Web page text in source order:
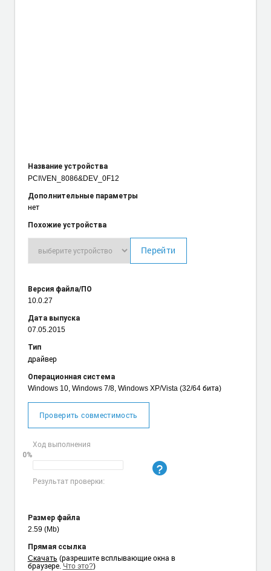
Название устройства
PCI\VEN_8086&DEV_0F12
Дополнительные параметры
нет
Похожие устройства
Перейти
Версия файла/ПО
10.0.27
Дата выпуска
07.05.2015
Тип
драйвер
Операционная система
Windows 10, Windows 7/8, Windows XP/Vista (32/64 бита)
Проверить совместимость
Ход выполнения
0%
Результат проверки:
Размер файла
2.59 (Mb)
Прямая ссылка
Cкачать (разрешите всплывающие окна в
браузере. Что это?)